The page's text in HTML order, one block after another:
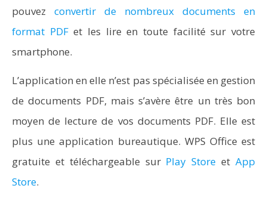
pouvez convertir de nombreux documents en
format PDFet les lire en toute facilité sur votre
smartphone.
L’application en elle n’est pas spécialisée en gestion
de documents PDF, mais s’avère être un très bon
moyen de lecture de vos documents PDF. Elle est
plus une application bureautique. WPS Office est
gratuite et téléchargeable sur Play Store etApp
Store.